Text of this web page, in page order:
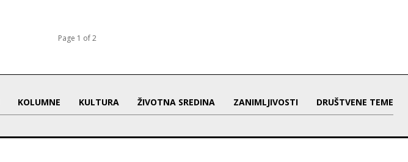
Page 1 of 2
KOLUMNE KULTURA ŽIVOTNA SREDINA ZANIMLJIVOSTI DRUŠTVENE TEME